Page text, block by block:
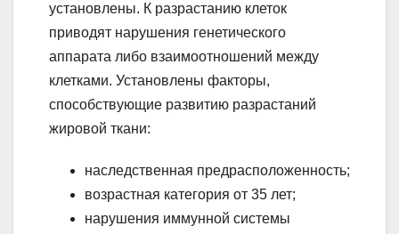
установлены. К разрастанию клеток
приводят нарушения генетического
аппарата либо взаимоотношений между
клетками. Установлены факторы,
способствующие развитию разрастаний
жировой ткани:
наследственная предрасположенность;
возрастная категория от 35 лет;
нарушения иммунной системы